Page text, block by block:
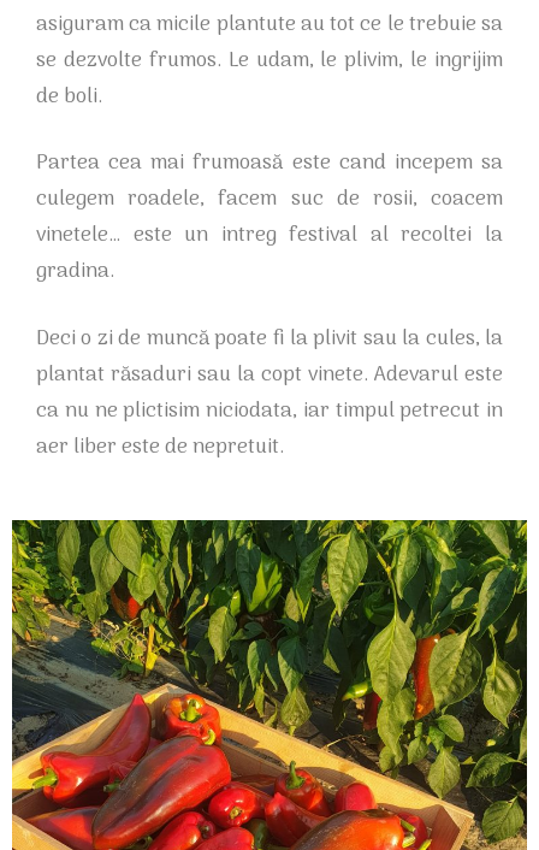
asiguram ca micile plantute au tot ce le trebuie sa
se dezvolte frumos. Le udam, le plivim, le ingrijim
de boli.
Partea cea mai frumoasă este cand incepem sa
culegem roadele, facem suc de rosii, coacem
vinetele… este un intreg festival al recoltei la
gradina.
Deci o zi de muncă poate fi la plivit sau la cules, la
plantat răsaduri sau la copt vinete. Adevarul este
ca nu ne plictisim niciodata, iar timpul petrecut in
aer liber este de nepretuit.